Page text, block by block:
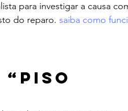
para investigar a causa
do reparo. saiba como